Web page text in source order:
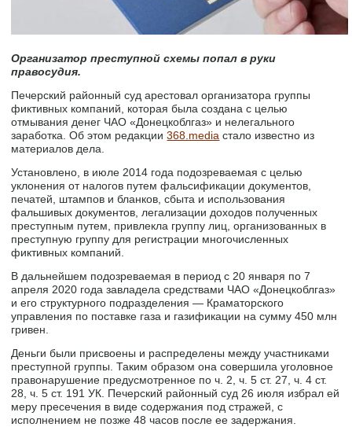
Организатор преступной схемы попал в руки
правосудия.
Печерский районный суд арестовал организатора группы
фиктивных компаний, которая была создана с целью
отмывания денег ЧАО «Донецкоблгаз» и нелегального
заработка. Об этом редакции368.media стало известно из
материалов дела.
Установлено, в июле 2014 года подозреваемая с целью
уклонения от налогов путем фальсификации документов,
печатей, штампов и бланков, сбыта и использования
фальшивых документов, легализации доходов полученных
преступным путем, привлекла группу лиц, организованных в
преступную группу для регистрации многочисленных
фиктивных компаний.
В дальнейшем подозреваемая в период с 20 января по 7
апреля 2020 года завладела средствами ЧАО «Донецкоблгаз»
и его структурного подразделения — Краматорского
управления по поставке газа и газификации на сумму 450 млн
гривен.
Деньги были присвоены и распределены между участниками
преступной группы. Таким образом она совершила уголовное
правонарушение предусмотренное по ч. 2, ч. 5 ст. 27, ч. 4 ст.
28, ч. 5 ст. 191 УК. Печерский районный суд 26 июля избрал ей
меру пресечения в виде содержания под стражей, с
исполнением не позже 48 часов после ее задержания.